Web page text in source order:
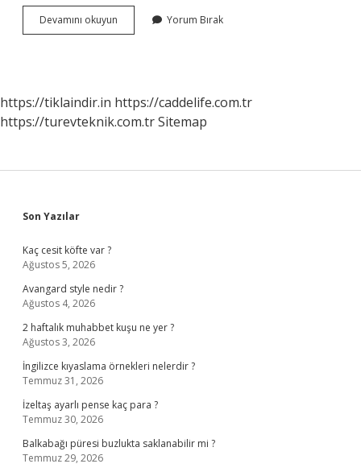
Devamını okuyun
Hardal
Gelir
Yorum Bırak
https://tiklaindir.in https://caddelife.com.tr
https://turevteknik.com.trSitemap
Sidebar
Son Yazılar
Kaç cesit köfte var ?
Ağustos 5, 2026
Avangard style nedir ?
Ağustos 4, 2026
2 haftalık muhabbet kuşu ne yer ?
Ağustos 3, 2026
İngilizce kıyaslama örnekleri nelerdir ?
Temmuz 31, 2026
İzeltaş ayarlı pense kaç para ?
Temmuz 30, 2026
Balkabağı püresi buzlukta saklanabilir mi ?
Temmuz 29, 2026